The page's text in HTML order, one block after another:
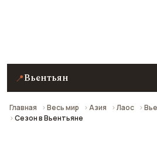
📍Вьентьян
Главная Весь мир Азия Лаос
Сезон в Вьентьяне